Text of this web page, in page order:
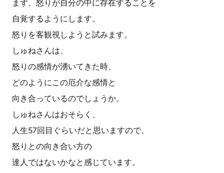
まず、怒りが自分の中に存在することを
自覚するようにします。
怒りを客観視しようと試みます。
しゅねさんは、
怒りの感情が湧いてきた時、
どのようにこの厄介な感情と
向き合っているのでしょうか。
しゅねさんはおそらく、
人生57回目ぐらいだと思いますので、
怒りとの向き合い方の
達人ではないかなと感じています。